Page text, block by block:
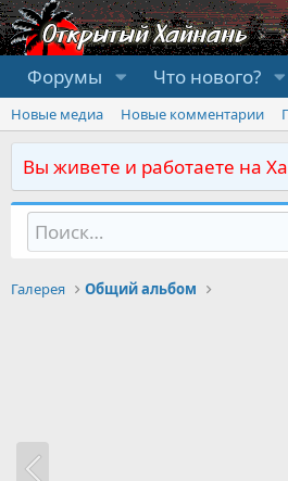
Форумы Что нового?
Новые медиа Новые комментарии
Вы живете и работаете на
Галерея Общий альбом